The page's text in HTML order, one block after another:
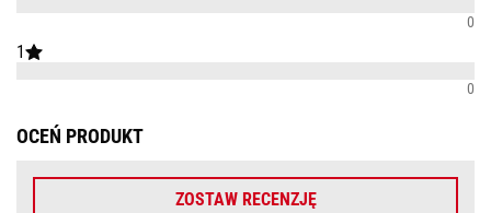
0
1
0
OCEŃ PRODUKT
ZOSTAW RECENZJĘ